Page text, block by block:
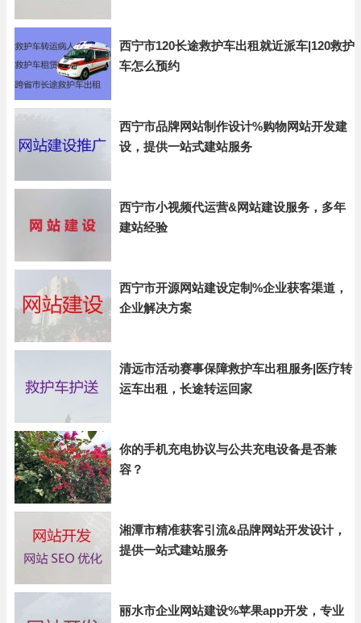
西宁市120长途救护车出租就近派车|120救护
车怎么预约
西宁市品牌网站制作设计%购物网站开发建
设，提供一站式建站服务
西宁市小视频代运营&网站建设服务，多年
建站经验
西宁市开源网站建设定制%企业获客渠道，
企业解决方案
清远市活动赛事保障救护车出租服务|医疗转
运车出租，长途转运回家
你的手机充电协议与公共充电设备是否兼
容？
湘潭市精准获客引流&品牌网站开发设计，
提供一站式建站服务
丽水市企业网站建设%苹果app开发，专业